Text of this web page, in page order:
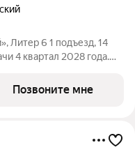
14
узнать все
Позвоните мне